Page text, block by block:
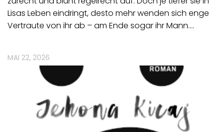
Lisas Leben eindringt, desto mehr wenden sich enge
Vertraute von ihr ab – am Ende sogar ihr Mann.…
MAI 22, 2026